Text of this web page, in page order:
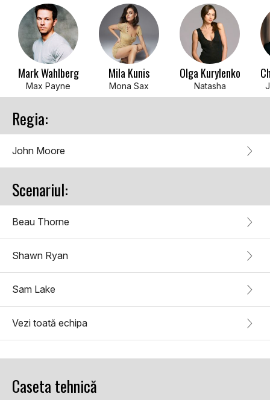
Mark Wahlberg
Max Payne
Mila Kunis
Mona Sax
Olga Kurylenko
Natasha
Regia:
John Moore
Scenariul:
Beau Thorne
Shawn Ryan
Sam Lake
Vezi toată echipa
Caseta tehnică